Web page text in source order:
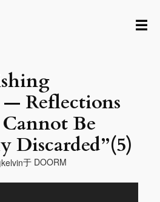
☰
Reflections
Be
Discarded”(5)
kelvin于 DOORM